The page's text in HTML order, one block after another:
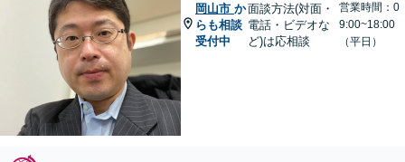
岡山市 か
らも相談
受付中
面談方法(対面・
電話・ビデオな
ど)は応相談
営業時間：0
9:00~18:00
（平日）